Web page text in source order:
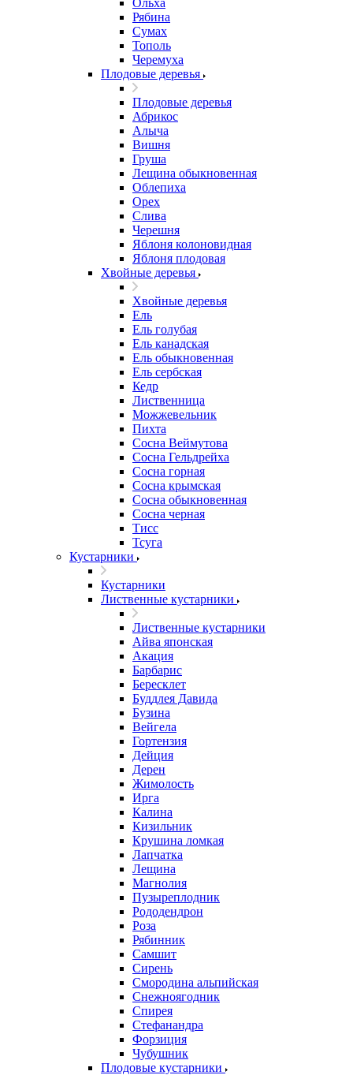
Ольха
Рябина
Сумах
Тополь
Черемуха
Плодовые деревья
Плодовые деревья
Абрикос
Алыча
Вишня
Груша
Лещина обыкновенная
Облепиха
Орех
Слива
Черешня
Яблоня колоновидная
Яблоня плодовая
Хвойные деревья
Хвойные деревья
Ель
Ель голубая
Ель канадская
Ель обыкновенная
Ель сербская
Кедр
Лиственница
Можжевельник
Пихта
Сосна Веймутова
Сосна Гельдрейха
Сосна горная
Сосна крымская
Сосна обыкновенная
Сосна черная
Тисс
Тсуга
Кустарники
Кустарники
Лиственные кустарники
Лиственные кустарники
Айва японская
Акация
Барбарис
Бересклет
Буддлея Давида
Бузина
Вейгела
Гортензия
Дейция
Дерен
Жимолость
Ирга
Калина
Кизильник
Крушина ломкая
Лапчатка
Лещина
Магнолия
Пузыреплодник
Рододендрон
Роза
Рябинник
Самшит
Сирень
Смородина альпийская
Снежноягодник
Спирея
Стефанандра
Форзиция
Чубушник
Плодовые кустарники